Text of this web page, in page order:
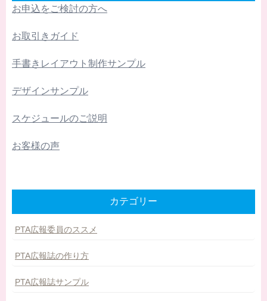
お申込をご検討の方へ
お取引きガイド
手書きレイアウト制作サンプル
デザインサンプル
スケジュールのご説明
お客様の声
カテゴリー
PTA広報委員のススメ
PTA広報誌の作り方
PTA広報誌サンプル